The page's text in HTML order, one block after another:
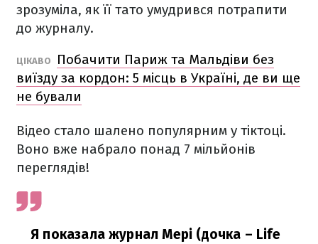
зрозуміла, як її тато умудрився потрапити
до журналу.
ЦІКАВО
Побачити Париж та Мальдіви без
виїзду за кордон: 5 місць в Україні, де ви ще
не бували
Відео стало шалено популярним у тіктоці.
Воно вже набрало понад 7 мільйонів
переглядів!
Я показала журнал Мері (дочка – Life